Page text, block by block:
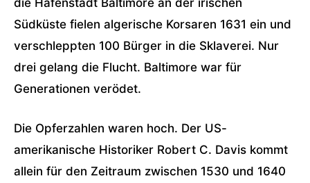
Südküste fielen algerische Korsaren 1631 ein und
verschleppten 100 Bürger in die Sklaverei. Nur
drei gelang die Flucht. Baltimore war für
Generationen verödet.
Die Opferzahlen waren hoch. Der US-
amerikanische Historiker Robert C. Davis kommt
allein für den Zeitraum zwischen 1530 und 1640